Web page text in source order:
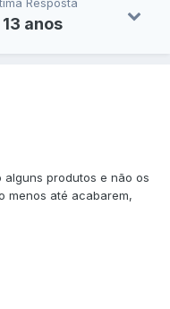
Resposta
13 anos
produtos e não os
menos até acabarem,